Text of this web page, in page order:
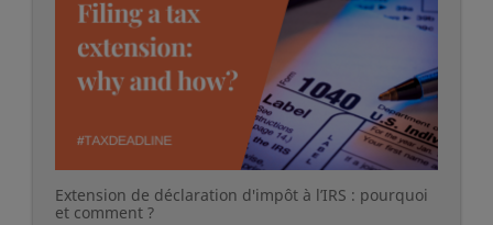
Extension de déclaration d'impôt à l’IRS : pourquoi
et comment ?